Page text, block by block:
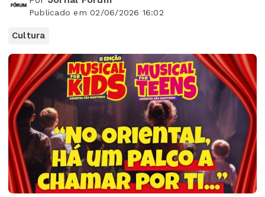
Publicado em 02/06/2026 16:02
Cultura